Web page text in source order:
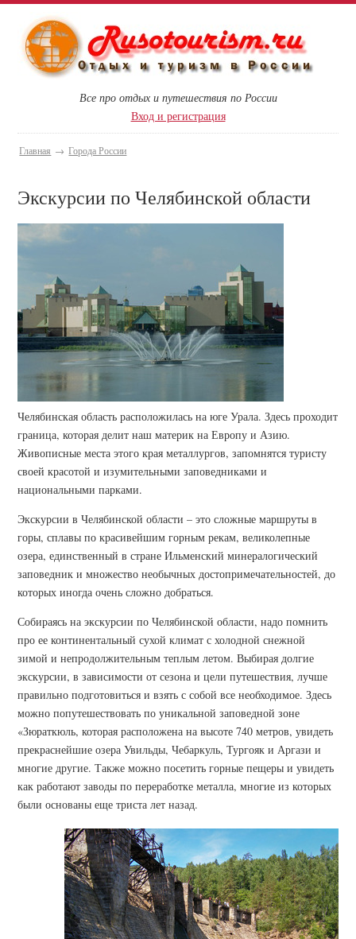
Все про отдых и путешествия по России
Вход и регистрация
Главная → Города России
Экскурсии по Челябинской области
Челябинская область расположилась на юге Урала. Здесь проходит
граница, которая делит наш материк на Европу и Азию.
Живописные места этого края металлургов, запомнятся туристу
своей красотой и изумительными заповедниками и
национальными парками.
Экскурсии в Челябинской области – это сложные маршруты в
горы, сплавы по красивейшим горным рекам, великолепные
озера, единственный в стране Ильменский минералогический
заповедник и множество необычных достопримечательностей, до
которых иногда очень сложно добраться.
Собираясь на экскурсии по Челябинской области, надо помнить
про ее континентальный сухой климат с холодной снежной
зимой и непродолжительным теплым летом. Выбирая долгие
экскурсии, в зависимости от сезона и цели путешествия, лучше
правильно подготовиться и взять с собой все необходимое. Здесь
можно попутешествовать по уникальной заповедной зоне
«Зюраткюль, которая расположена на высоте 740 метров, увидеть
прекраснейшие озера Увильды, Чебаркуль, Тургояк и Аргази и
многие другие. Также можно посетить горные пещеры и увидеть
как работают заводы по переработке металла, многие из которых
были основаны еще триста лет назад.